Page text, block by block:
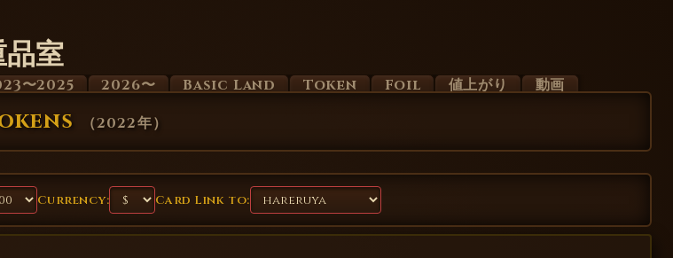
室
〜2025 2026〜 Basic Land Token Foil 値上がり 動画
（2022年）
Currency: Card Link to: